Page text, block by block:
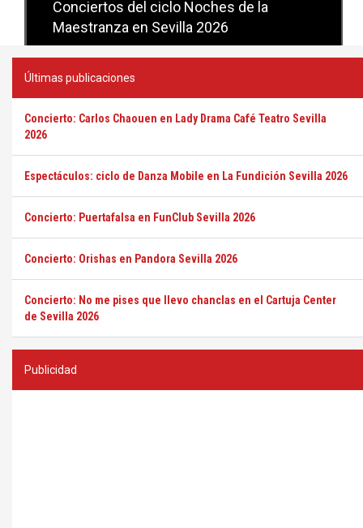
Conciertos del ciclo Noches de la
Maestranza en Sevilla 2026
Conciertos del ciclo Candlelight en
Sevilla
Últimas publicaciones
Concierto: Carlos Chaouen en Lady Drama Café Teatro Sevilla
2026
Espectáculos: ciclo de Danza Mobile en La Fundición Sevilla 2026
Concierto: Puertafalsa en FunClub Sevilla 2026
Concierto: Orishas en Pandora Sevilla 2026
Concierto: No me pises que llevo chanclas en el Cartuja Center
de Sevilla 2026
Publicidad